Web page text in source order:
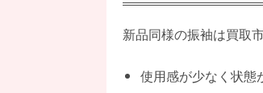
新品同様の振袖は買取
使用感が少なく状態